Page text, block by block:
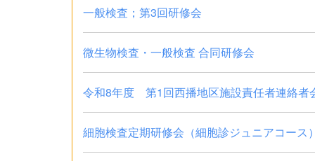
一般検査；第3回研修会
微生物検査・一般検査 合同研修会
令和8年度 第1回西播地区施設責任者連絡者
細胞検査定期研修会（細胞診ジュニアコース